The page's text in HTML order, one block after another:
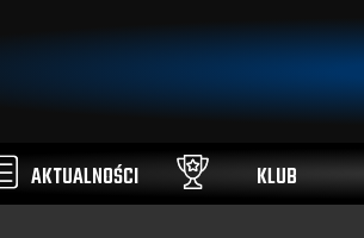
AKTUALNOŚCI KLUB